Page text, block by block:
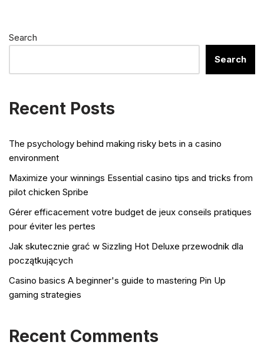
Search
Search
Recent Posts
The psychology behind making risky bets in a casino
environment
Maximize your winnings Essential casino tips and tricks from
pilot chicken Spribe
Gérer efficacement votre budget de jeux conseils pratiques
pour éviter les pertes
Jak skutecznie grać w Sizzling Hot Deluxe przewodnik dla
początkujących
Casino basics A beginner's guide to mastering Pin Up
gaming strategies
Recent Comments